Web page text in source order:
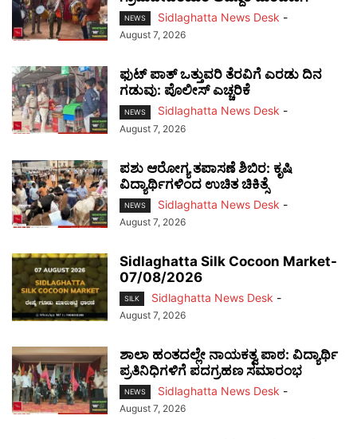
NEWS Sidlaghatta News Desk -
August 7, 2026
ಫುಟ್‌ ಪಾತ್ ಒತ್ತುವರಿ ತೆರವಿಗೆ ಎರಡು ದಿನ
ಗಡುವು: ಪೊಲೀಸ್ ಎಚ್ಚರಿಕೆ
NEWS Sidlaghatta News Desk -
August 7, 2026
ಪಶು ಆರೋಗ್ಯ ತಪಾಸಣೆ ಶಿಬಿರ: ಕೃಷಿ
ವಿದ್ಯಾರ್ಥಿಗಳಿಂದ ಉಚಿತ ಚಿಕಿತ್ಸೆ
NEWS Sidlaghatta News Desk -
August 7, 2026
Sidlaghatta Silk Cocoon Market-
07/08/2026
SILK Sidlaghatta News Desk -
August 7, 2026
ಶಾಲಾ ಹಂತದಲ್ಲೇ ನಾಯಕತ್ವ ಪಾಠ: ವಿದ್ಯಾರ್ಥಿ
ಪ್ರತಿನಿಧಿಗಳಿಗೆ ಪದಗ್ರಹಣ ಸಮಾರಂಭ
NEWS Sidlaghatta News Desk -
August 7, 2026